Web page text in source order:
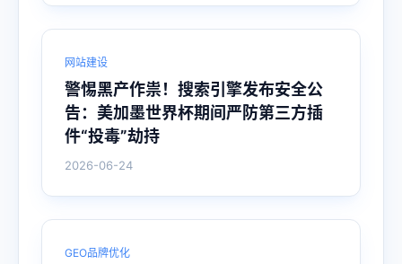
网站建设
警惕黑产作祟！搜索引擎发布安全公
告：美加墨世界杯期间严防第三方插
件“投毒”劫持
2026-06-24
GEO品牌优化